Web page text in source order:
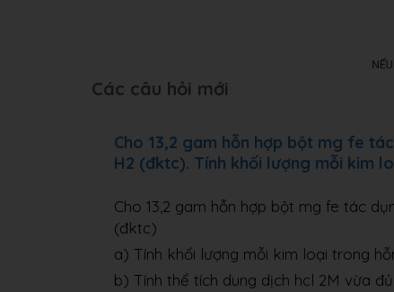
Các câu hỏi mới
Cho 13,2 gam hỗn hợp bột mg fe
H2 (đktc). Tính khối lượng mỗi kim
Cho 13,2 gam hỗn hợp bột mg fe tác
(đktc)
a) Tính khối lượng mỗi kim loại trong
b) Tính thể tích dung dịch hcl 2M vừa